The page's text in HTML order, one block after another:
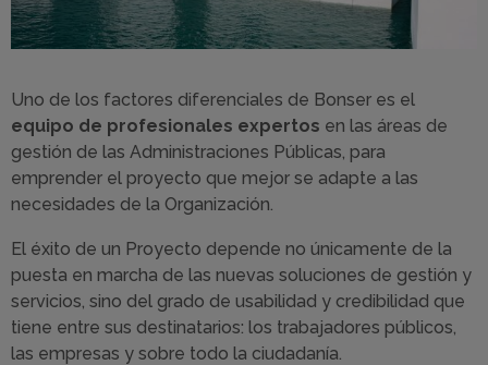
Uno de los factores diferenciales de Bonser es el
equipo de profesionales expertos en las áreas de
gestión de las Administraciones Públicas, para
emprender el proyecto que mejor se adapte a las
necesidades de la Organización.
El éxito de un Proyecto depende no únicamente de la
puesta en marcha de las nuevas soluciones de gestión y
servicios, sino del grado de usabilidad y credibilidad que
tiene entre sus destinatarios: los trabajadores públicos,
las empresas y sobre todo la ciudadanía.